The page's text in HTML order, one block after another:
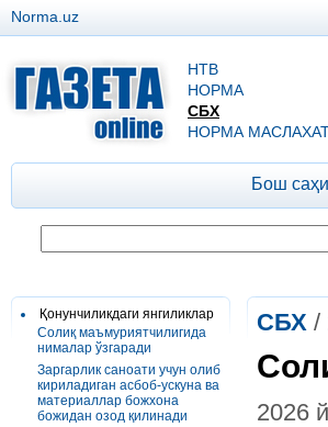
Norma.uz
НТВ
НОРМА
СБХ
НОРМА
Бош
Қонунчиликдаги янгиликлар
Солиқ маъмуриятчилигида
нималар ўзгаради
Заргарлик саноати учун олиб
кириладиган асбоб-ускуна ва
материаллар божхона
божидан озод қилинади
СБХ /
2026